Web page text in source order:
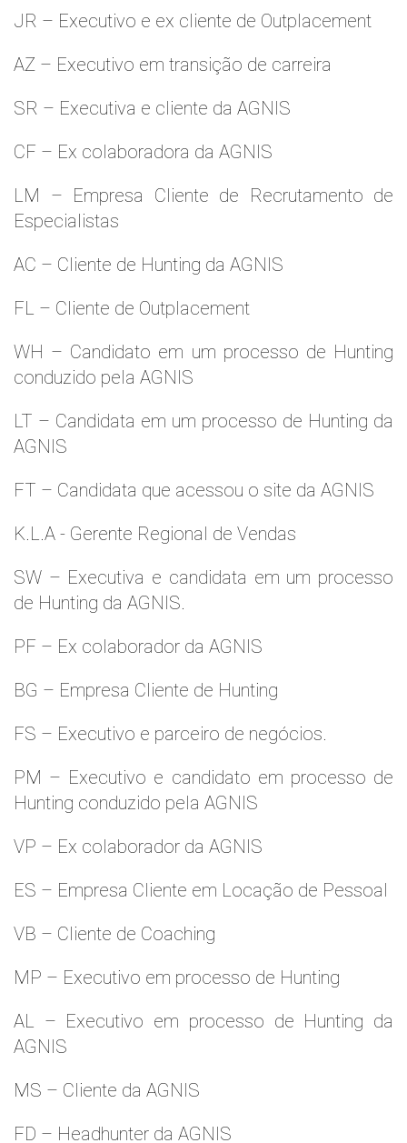
JR – Executivo e ex cliente de Outplacement
AZ – Executivo em transição de carreira
SR – Executiva e cliente da AGNIS
CF – Ex colaboradora da AGNIS
LM – Empresa Cliente de Recrutamento de
Especialistas
AC – Cliente de Hunting da AGNIS
FL – Cliente de Outplacement
WH – Candidato em um processo de Hunting
conduzido pela AGNIS
LT – Candidata em um processo de Hunting da
AGNIS
FT – Candidata que acessou o site da AGNIS
K.L.A - Gerente Regional de Vendas
SW – Executiva e candidata em um processo
de Hunting da AGNIS.
PF – Ex colaborador da AGNIS
BG – Empresa Cliente de Hunting
FS – Executivo e parceiro de negócios.
PM – Executivo e candidato em processo de
Hunting conduzido pela AGNIS
VP – Ex colaborador da AGNIS
ES – Empresa Cliente em Locação de Pessoal
VB – Cliente de Coaching
MP – Executivo em processo de Hunting
AL – Executivo em processo de Hunting da
AGNIS
MS – Cliente da AGNIS
FD – Headhunter da AGNIS